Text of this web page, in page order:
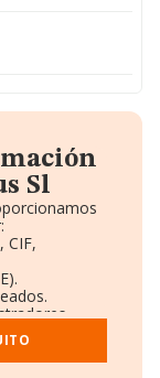
Sl
CIF,
empresas.